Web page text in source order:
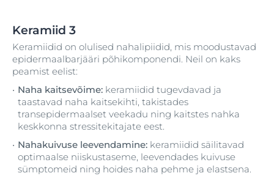
Keramiid 3
Keramiidid on olulised nahalipiidid, mis moodustavad
epidermaalbarjääri põhikomponendi. Neil on kaks
peamist eelist:
Naha kaitsevõime: keramiidid tugevdavad ja
taastavad naha kaitsekihti, takistades
transepidermaalset veekadu ning kaitstes nahka
keskkonna stressitekitajate eest.
Nahakuivuse leevendamine: keramiidid säilitavad
optimaalse niiskustaseme, leevendades kuivuse
sümptomeid ning hoides naha pehme ja elastsena.